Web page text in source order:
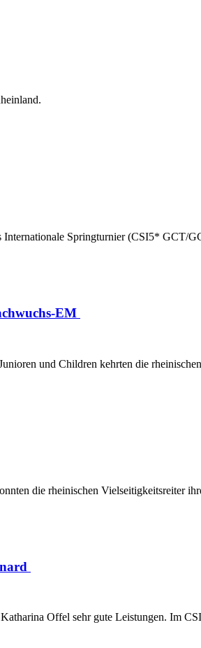
Springturnier (CSI5* GCT/
EM
und Children kehrten die
die rheinischen Vielseitigkeitsreiter
Offel sehr gute Leistungen. Im